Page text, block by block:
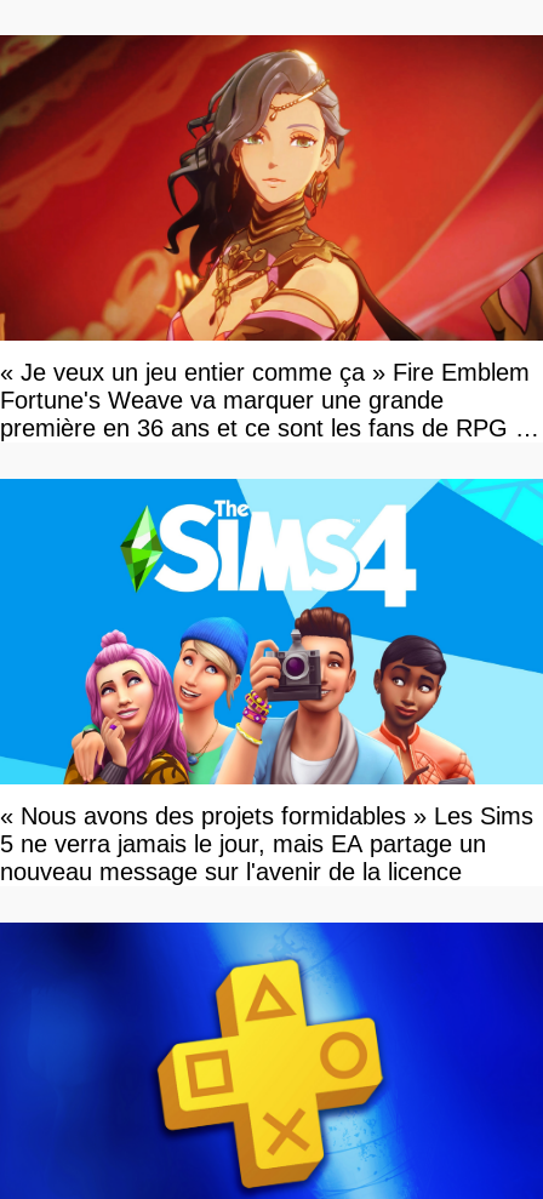
« Je veux un jeu entier comme ça » Fire Emblem
Fortune's Weave va marquer une grande
première en 36 ans et ce sont les fans de RPG en
« Nous avons des projets formidables » Les Sims
5 ne verra jamais le jour, mais EA partage un
nouveau message sur l'avenir de la licence